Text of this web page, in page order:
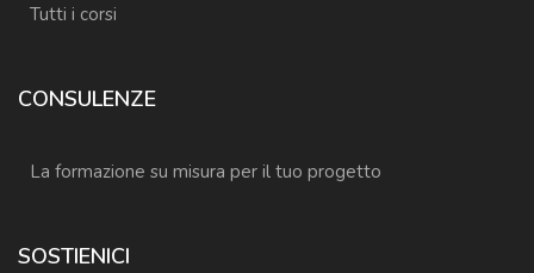
Tutti i corsi
CONSULENZE
La formazione su misura per il tuo progetto
SOSTIENICI